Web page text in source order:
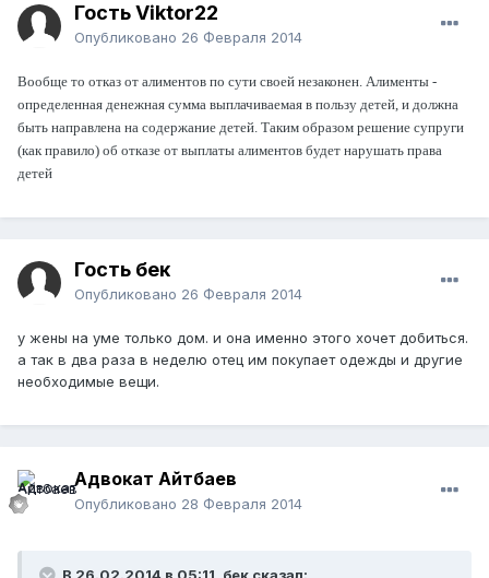
Гость Viktor22
Опубликовано 26 Февраля 2014
Вообще то отказ от алиментов по сути своей незаконен. Алименты -
определенная денежная сумма выплачиваемая в пользу детей, и должна
быть направлена на содержание детей. Таким образом решение супруги
(как правило) об отказе от выплаты алиментов будет нарушать права
детей
Гость бек
Опубликовано 26 Февраля 2014
у жены на уме только дом. и она именно этого хочет добиться.
а так в два раза в неделю отец им покупает одежды и другие
необходимые вещи.
Адвокат Айтбаев
Опубликовано 28 Февраля 2014